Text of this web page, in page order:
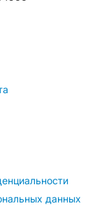
данных